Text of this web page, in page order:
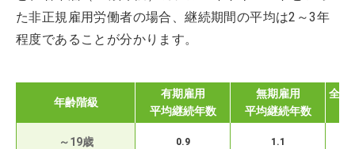
た非正規雇用労働者の場合、継続期間の平均は2～3年
程度であることが分かります。
年齢階級
有期雇用
平均継続年数
無期雇用
平均継続年数
全体
～19歳 0.9 1.1